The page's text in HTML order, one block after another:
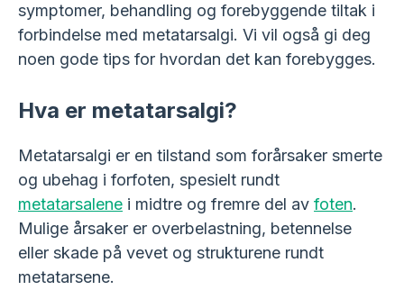
symptomer, behandling og forebyggende tiltak i
forbindelse med metatarsalgi. Vi vil også gi deg
noen gode tips for hvordan det kan forebygges.
Hva er metatarsalgi?
Metatarsalgi er en tilstand som forårsaker smerte
og ubehag i forfoten, spesielt rundt
metatarsalene i midtre og fremre del av foten.
Mulige årsaker er overbelastning, betennelse
eller skade på vevet og strukturene rundt
metatarsene.